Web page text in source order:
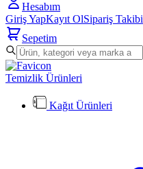
Hesabım
Giriş YapKayıt OlSipariş Takibi
Sepetim
Temizlik Ürünleri
Kağıt Ürünleri